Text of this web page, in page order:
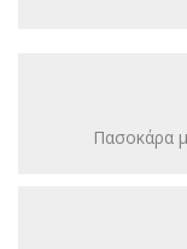
Πασοκάρα